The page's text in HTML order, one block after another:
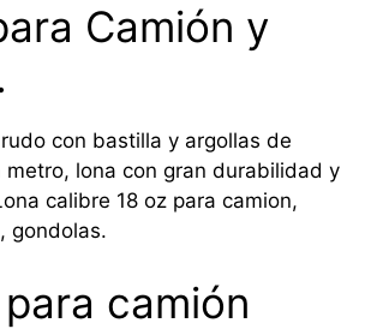
Camión y
con bastilla y argollas de
metro, lona con gran durabilidad y
calibre 18 oz para camion,
gondolas.
camión